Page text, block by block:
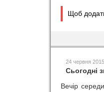
Щоб
24 червня
Сьогодні
Вечір